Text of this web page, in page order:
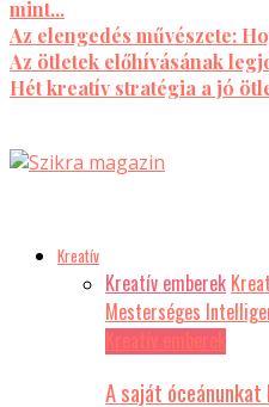
mint...
Az elengedés művészete:
Az ötletek előhívásának
Hét kreatív stratégia a jó
Kreatív
Kreatív emberek
Mesterséges
A saját